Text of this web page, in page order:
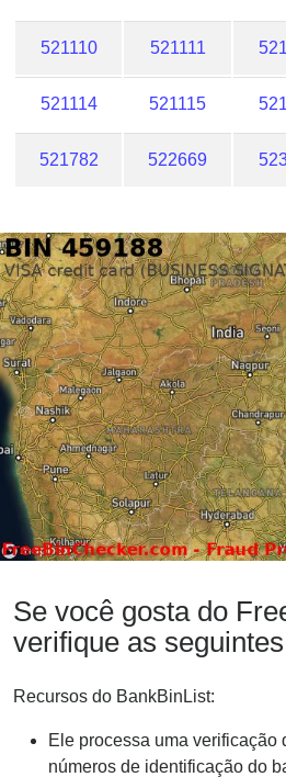
521110 521111
521114 521115
521782 522669
Se você gosta do
verifique as
Recursos do BankBinList:
Ele processa uma verificação
números de identificação do